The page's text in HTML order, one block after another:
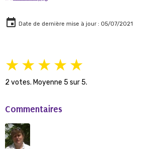
Date de dernière mise à jour : 05/07/2021
★★★★★
2 votes. Moyenne 5 sur 5.
Commentaires